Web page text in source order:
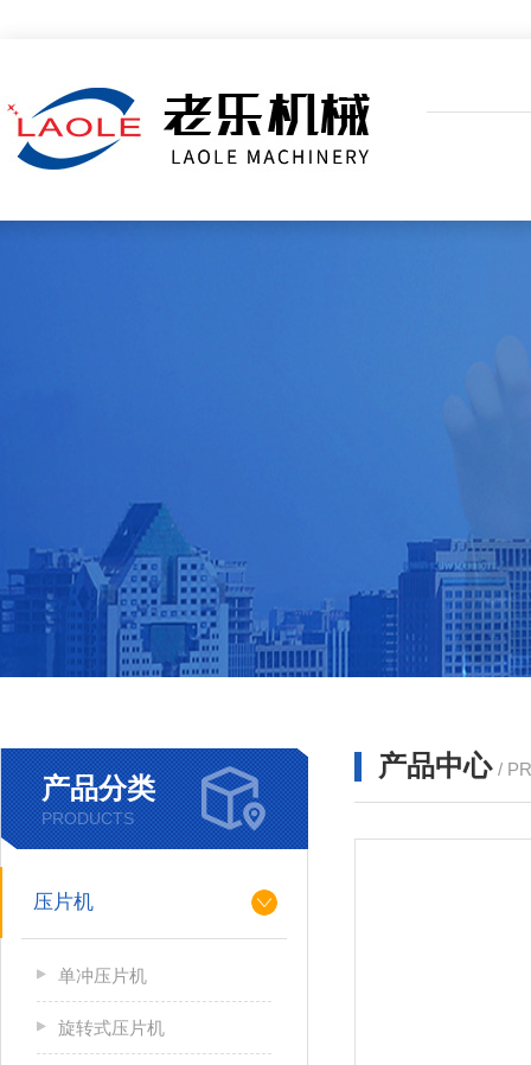
产品分类
PRODUCTS
压片机
单冲压片机
旋转式压片机
产品中心 /